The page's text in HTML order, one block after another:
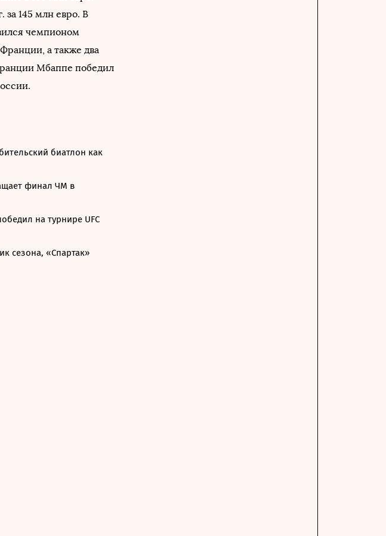
за 145 млн евро. В
чемпионом
а также два
Мбаппе победил
биатлон как
финал ЧМ в
на турнире UFC
сезона, «Спартак»